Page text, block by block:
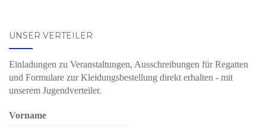
UNSER VERTEILER
Einladungen zu Veranstaltungen, Ausschreibungen für Regatten
und Formulare zur Kleidungsbestellung direkt erhalten - mit
unserem Jugendverteiler.
Vorname